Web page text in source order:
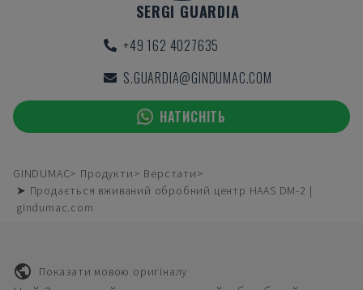
SERGI GUARDIA
+49 162 4027635
S.GUARDIA@GINDUMAC.COM
НАТИСНІТЬ
GINDUMAC Продукти
Верстати
➤ Продається вживаний обробний центр HAAS DM-2 |
gindumac.com
Показати мовою оригіналу